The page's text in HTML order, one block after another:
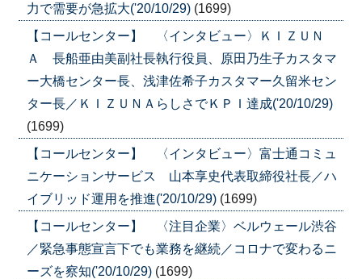
力で需要が急拡大('20/10/29) (1699)
【コールセンター】 〈インタビュー〉ＫＩＺＵＮ
Ａ 長船亜由美副社長執行役員、原田乃生子カスタマ
ー大橋センター長、浅津佐希子カスタマー久留米セン
ター長／ＫＩＺＵＮＡらしさでＫＰＩ達成('20/10/29)
(1699)
【コールセンター】 〈インタビュー〉富士通コミュ
ニケーションサービス 山本享史代表取締役社長／ハ
イブリッド運用を推進('20/10/29) (1699)
【コールセンター】 〈注目企業〉ベルウェール渋谷
／緊急事態宣言下でも業務を継続／コロナで変わるニ
ーズを察知('20/10/29) (1699)